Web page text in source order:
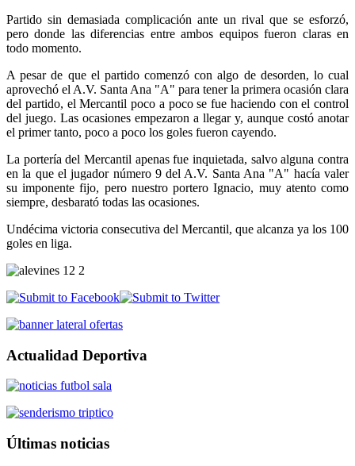
Partido sin demasiada complicación ante un rival que se esforzó,
pero donde las diferencias entre ambos equipos fueron claras en
todo momento.
A pesar de que el partido comenzó con algo de desorden, lo cual
aprovechó el A.V. Santa Ana "A" para tener la primera ocasión clara
del partido, el Mercantil poco a poco se fue haciendo con el control
del juego. Las ocasiones empezaron a llegar y, aunque costó anotar
el primer tanto, poco a poco los goles fueron cayendo.
La portería del Mercantil apenas fue inquietada, salvo alguna contra
en la que el jugador número 9 del A.V. Santa Ana "A" hacía valer
su imponente fijo, pero nuestro portero Ignacio, muy atento como
siempre, desbarató todas las ocasiones.
Undécima victoria consecutiva del Mercantil, que alcanza ya los 100
goles en liga.
Actualidad Deportiva
Últimas noticias